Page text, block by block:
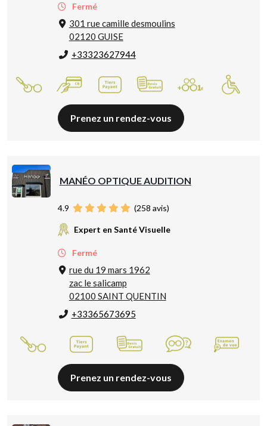
Fermé
301 rue camille desmoulins
02120 GUISE
+33323627944
Prenez un rendez-vous
MANÉO OPTIQUE AUDITION
4.9 (258 avis)
Expert en Santé Visuelle
Fermé
rue du 19 mars 1962
zac le salicamp
02100 SAINT QUENTIN
+33365673695
Prenez un rendez-vous